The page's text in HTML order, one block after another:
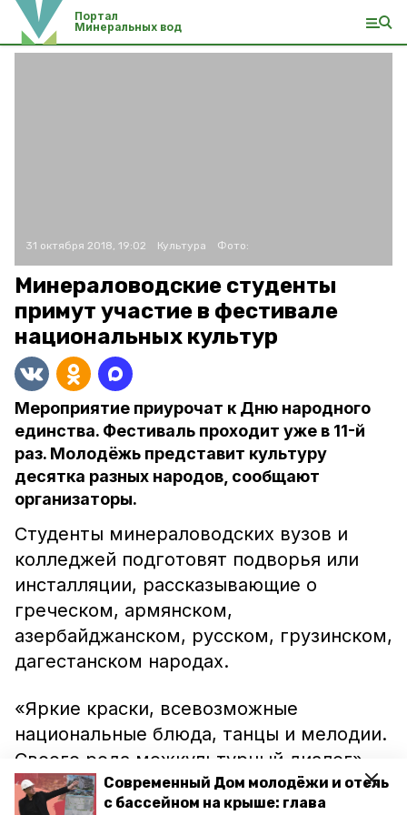
Современный Дом молодёжи и отель
с бассейном на крыше: глава
Портал
Минеральных вод
31 октября 2018, 19:02 Культура Фото:
Минераловодские студенты
примут участие в фестивале
национальных культур
Мероприятие приурочат к Дню народного
единства. Фестиваль проходит уже в 11-й
раз. Молодёжь представит культуру
десятка разных народов, сообщают
организаторы.
Студенты минераловодских вузов и
колледжей подготовят подворья или
инсталляции, рассказывающие о
греческом, армянском,
азербайджанском, русском, грузинском,
дагестанском народах.
«Яркие краски, всевозможные
национальные блюда, танцы и мелодии.
Своего рода межкультурный диалог», —
говорится в сообщении администрации.